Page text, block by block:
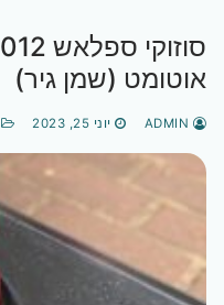
אוטומט (שמן גיר)
יוני 25, 2023